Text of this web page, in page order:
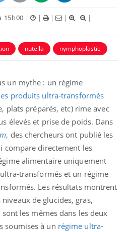
15h00 | | | |
|
nutella nymphoplastie
un mythe : un régime
produits ultra-transformés
plats préparés, etc) rime avec
élevés et prise de poids. Dans
, des chercheurs ont publié les
compare directement les
alimentaire uniquement
transformés et un régime
Les résultats montrent
de glucides, gras,
les mêmes dans les deux
soumises à un régime ultra-